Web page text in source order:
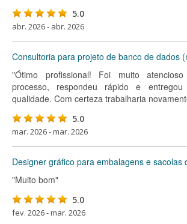
5.0
abr. 2026 - abr. 2026
Consultoria para projeto de banco de dados
"Ótimo profissional! Foi muito
processo, respondeu rápido e
qualidade. Com certeza trabalharia
5.0
mar. 2026 - mar. 2026
Designer gráfico para embalagens e sacolas
"Muito bom"
5.0
fev. 2026 - mar. 2026